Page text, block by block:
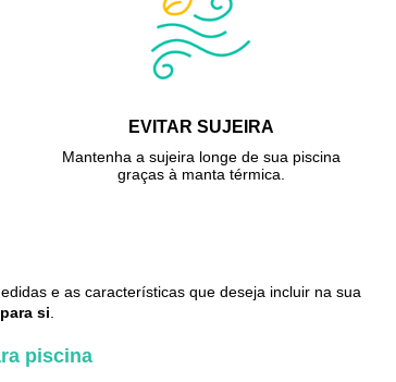
EVITAR SUJEIRA
Mantenha a sujeira longe de sua piscina
graças à manta térmica.
e as características que deseja incluir na sua
si
piscina